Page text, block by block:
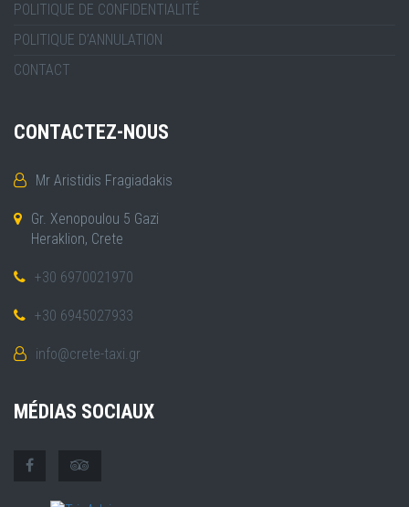
POLITIQUE DE CONFIDENTIALITÉ
POLITIQUE D’ANNULATION
CONTACT
CONTACTEZ-NOUS
Mr Aristidis Fragiadakis
Gr. Xenopoulou 5 Gazi
Heraklion, Crete
+30 6970021970
+30 6945027933
info@crete-taxi.gr
MÉDIAS SOCIAUX